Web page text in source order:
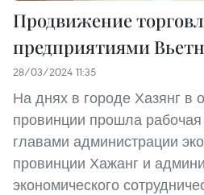
Продвижение
предприятиями
28/03/2024 11:35
На днях в городе Хазянг в
провинции прошла
главами администрации
провинции Хажанг и
экономического